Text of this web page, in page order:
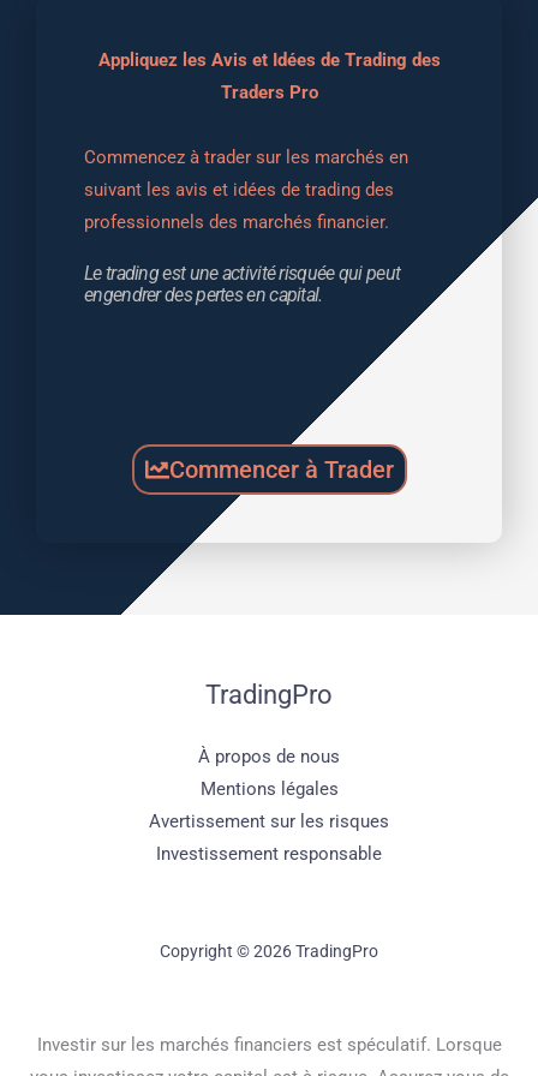
Appliquez les Avis et Idées de Trading des
Traders Pro
Commencez à trader sur les marchés en
suivant les avis et idées de trading des
professionnels des marchés financier.
Le trading est une activité risquée qui peut
engendrer des pertes en capital.
Commencer à Trader
TradingPro
À propos de nous
Mentions légales
Avertissement sur les risques
Investissement responsable
Copyright © 2026 TradingPro
Investir sur les marchés financiers est spéculatif. Lorsque